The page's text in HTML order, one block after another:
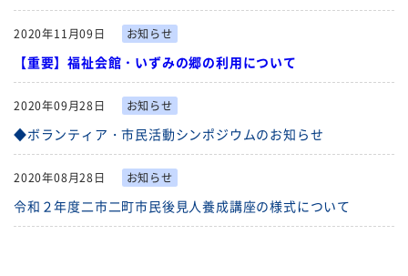
2020年11月09日 お知らせ
【重要】福祉会館・いずみの郷の利用について
2020年09月28日 お知らせ
◆ボランティア・市民活動シンポジウムのお知らせ
2020年08月28日 お知らせ
令和２年度二市二町市民後見人養成講座の様式について